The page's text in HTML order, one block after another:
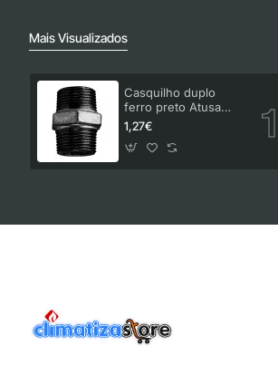
Mais Visualizados
Casquilho duplo
ferro preto Atusa
3/4"
1,27€